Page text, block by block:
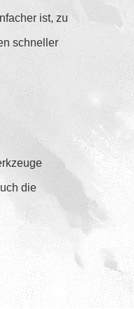
ist, zu
schneller
die